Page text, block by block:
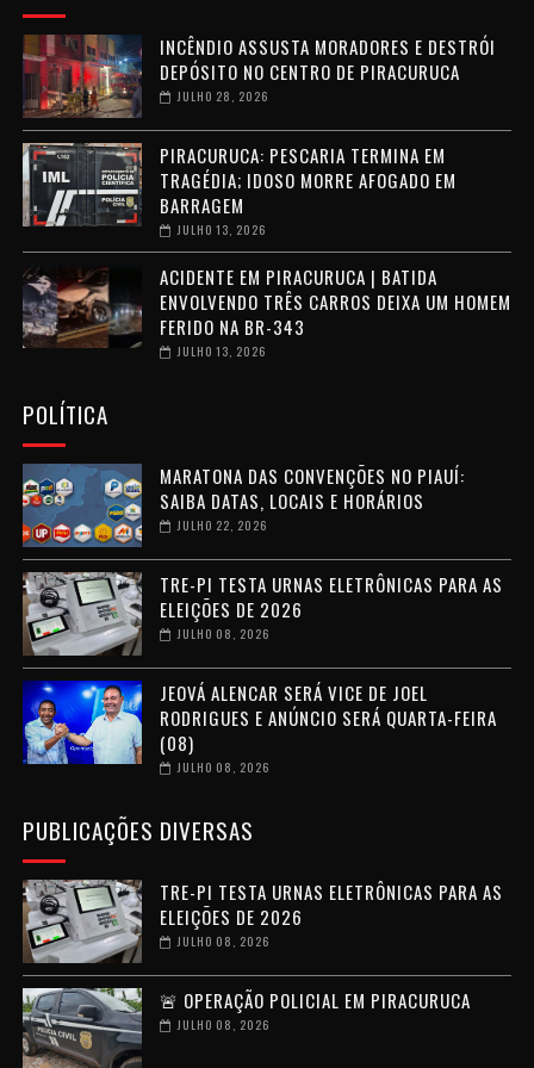
INCÊNDIO ASSUSTA MORADORES E DESTRÓI
DEPÓSITO NO CENTRO DE PIRACURUCA
JULHO 28, 2026
PIRACURUCA: PESCARIA TERMINA EM
TRAGÉDIA; IDOSO MORRE AFOGADO EM
BARRAGEM
JULHO 13, 2026
ACIDENTE EM PIRACURUCA | BATIDA
ENVOLVENDO TRÊS CARROS DEIXA UM HOMEM
FERIDO NA BR-343
JULHO 13, 2026
POLÍTICA
MARATONA DAS CONVENÇÕES NO PIAUÍ:
SAIBA DATAS, LOCAIS E HORÁRIOS
JULHO 22, 2026
TRE-PI TESTA URNAS ELETRÔNICAS PARA AS
ELEIÇÕES DE 2026
JULHO 08, 2026
JEOVÁ ALENCAR SERÁ VICE DE JOEL
RODRIGUES E ANÚNCIO SERÁ QUARTA-FEIRA
(08)
JULHO 08, 2026
PUBLICAÇÕES DIVERSAS
TRE-PI TESTA URNAS ELETRÔNICAS PARA AS
ELEIÇÕES DE 2026
JULHO 08, 2026
🚨 OPERAÇÃO POLICIAL EM PIRACURUCA
JULHO 08, 2026